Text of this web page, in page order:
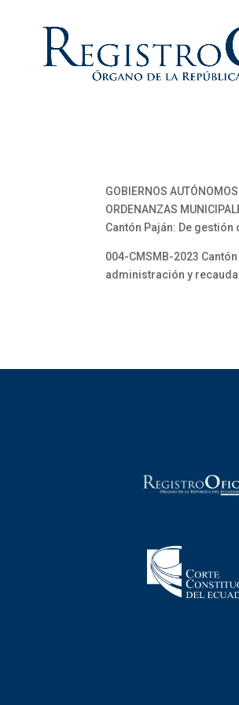
GOBIERNOS
ORDENANZAS
Cantón Paján: De
004-CMSMB-2023
administración y